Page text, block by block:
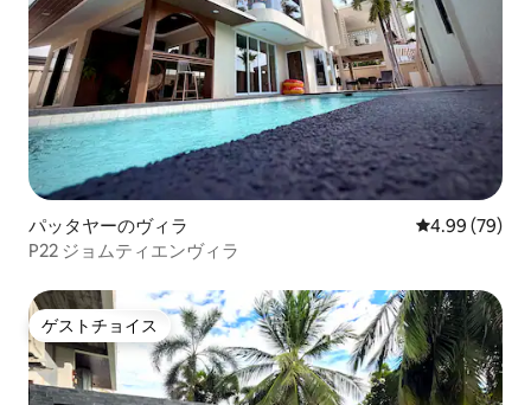
パッタヤーのヴィラ レビュー79
4.99 (79)
P22 ジョムティエンヴィラ
ゲストチョイス
ゲストチョイス